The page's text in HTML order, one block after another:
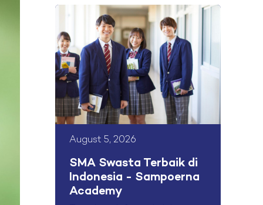
August 5, 2026
SMA Swasta Terbaik di
Indonesia - Sampoerna
Academy